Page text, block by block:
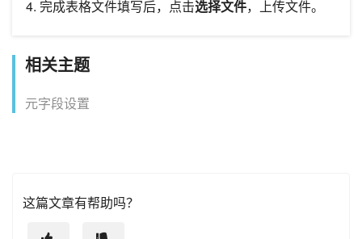
4. 完成表格文件填写后，点击选择文件，上传文件。
相关主题
元字段设置
这篇文章有帮助吗？